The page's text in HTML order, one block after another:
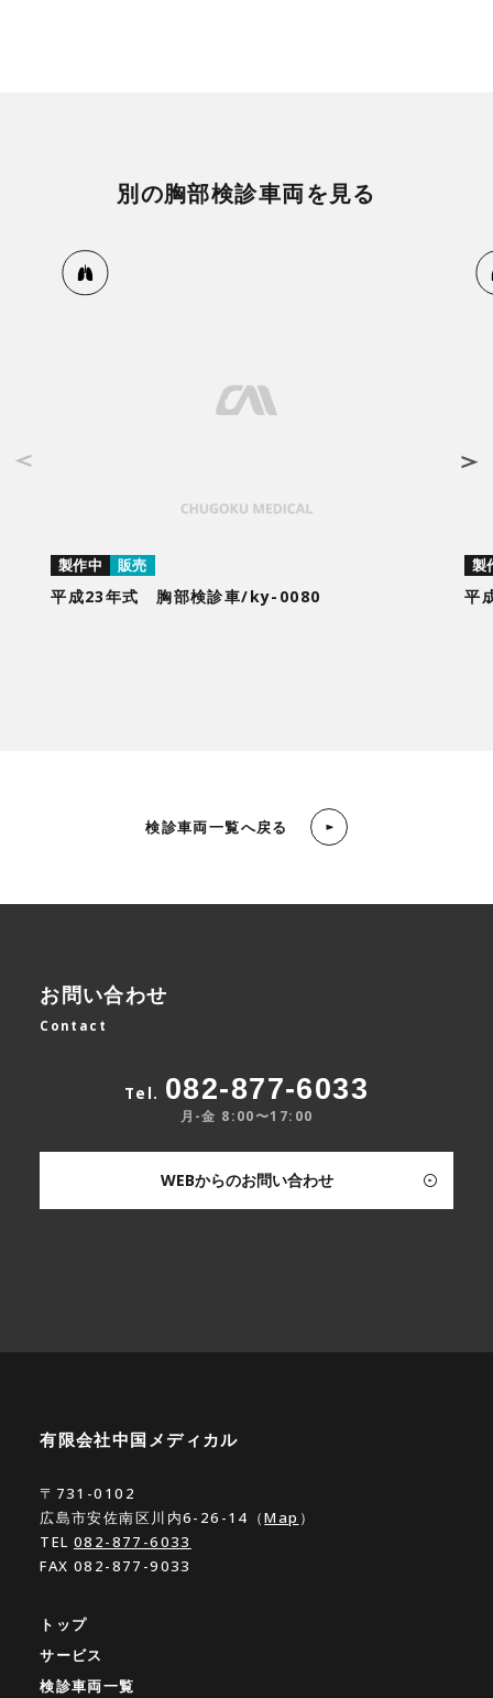
別の胸部検診車両を見る
製作中 販売
平成23年式 胸部検診車/ky-0080
製
平
検診車両一覧へ戻る
お問い合わせ
Contact
Tel. 082-877-6033
月-金 8:00〜17:00
WEBからのお問い合わせ
有限会社中国メディカル
〒731-0102
広島市安佐南区川内6-26-14（Map ）
TEL 082-877-6033
FAX 082-877-9033
トップ
サービス
検診車両一覧